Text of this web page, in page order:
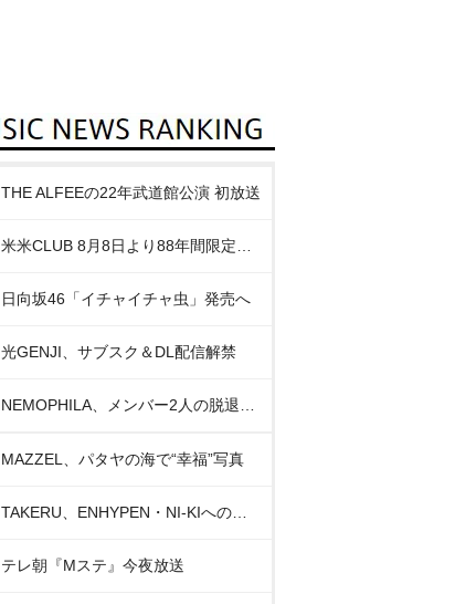
THE ALFEEの22年武道館公演 初放送
日向坂46「イチャイチャ虫」発売へ
光GENJI、サブスク＆DL配信解禁
MAZZEL、パタヤの海で“幸福”写真
テレ朝『Mステ』今夜放送